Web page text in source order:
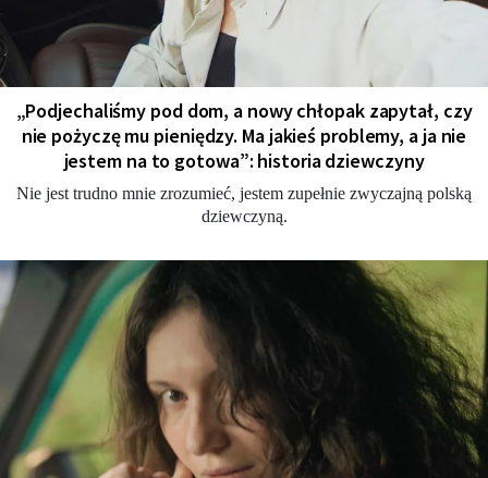
„Podjechaliśmy pod dom, a nowy chłopak zapytał, czy
nie pożyczę mu pieniędzy. Ma jakieś problemy, a ja nie
jestem na to gotowa”: historia dziewczyny
Nie jest trudno mnie zrozumieć, jestem zupełnie zwyczajną polską
dziewczyną.